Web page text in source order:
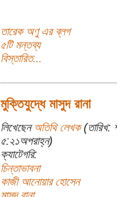
তারেক অণু এর ব্লগ
৫টি মন্তব্য
বিস্তারিত...
মুক্তিযুদ্ধে মাসুদ রানা
লিখেছেন অতিথি লেখক(তারিখ:
৫:২১অপরাহ্ন)
ক্যাটেগরি:
চিন্তাভাবনা
কাজী আনোয়ার হোসেন